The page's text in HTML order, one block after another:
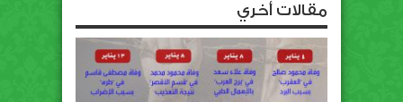
مقالات أخري